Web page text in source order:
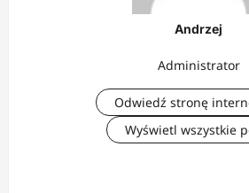
Andrzej
Administrator
Odwiedź stronę
Wyświetl wszystkie